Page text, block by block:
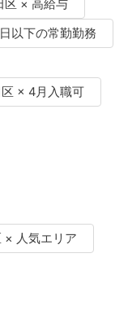
区 × 高給与
以下の常勤勤務
× 4月入職可
× 人気エリア